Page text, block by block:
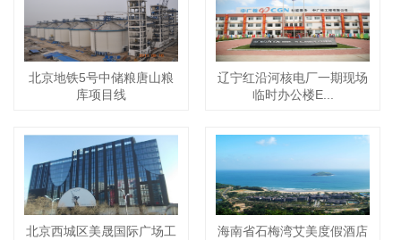
北京地铁5号中储粮唐山粮
库项目线
辽宁红沿河核电厂一期现场
临时办公楼E...
北京西城区美晟国际广场工
海南省石梅湾艾美度假酒店